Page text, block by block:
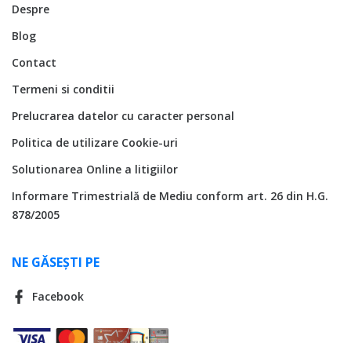
Despre
Blog
Contact
Termeni si conditii
Prelucrarea datelor cu caracter personal
Politica de utilizare Cookie-uri
Solutionarea Online a litigiilor
Informare Trimestrială de Mediu conform art. 26 din H.G.
878/2005
NE GĂSEȘTI PE
Facebook